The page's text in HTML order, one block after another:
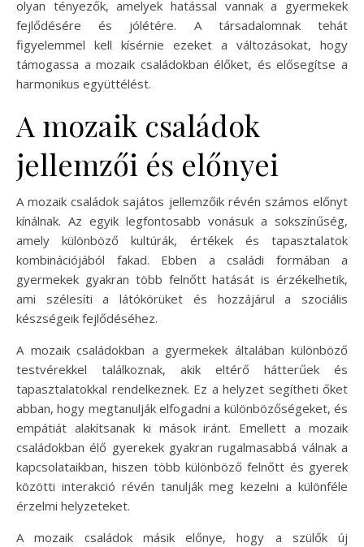
olyan tényezők, amelyek hatással vannak a gyermekek
fejlődésére és jólétére. A társadalomnak tehát
figyelemmel kell kísérnie ezeket a változásokat, hogy
támogassa a mozaik családokban élőket, és elősegítse a
harmonikus együttélést.
A mozaik családok
jellemzői és előnyei
A mozaik családok sajátos jellemzőik révén számos előnyt
kínálnak. Az egyik legfontosabb vonásuk a sokszínűség,
amely különböző kultúrák, értékek és tapasztalatok
kombinációjából fakad. Ebben a családi formában a
gyermekek gyakran több felnőtt hatását is érzékelhetik,
ami szélesíti a látókörüket és hozzájárul a szociális
készségeik fejlődéséhez.
A mozaik családokban a gyermekek általában különböző
testvérekkel találkoznak, akik eltérő hátterűek és
tapasztalatokkal rendelkeznek. Ez a helyzet segítheti őket
abban, hogy megtanulják elfogadni a különbözőségeket, és
empátiát alakítsanak ki mások iránt. Emellett a mozaik
családokban élő gyerekek gyakran rugalmasabbá válnak a
kapcsolataikban, hiszen több különböző felnőtt és gyerek
közötti interakció révén tanulják meg kezelni a különféle
érzelmi helyzeteket.
A mozaik családok másik előnye, hogy a szülők új